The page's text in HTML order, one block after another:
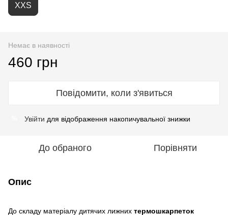
XXS
Немає в наявності
460 грн
Повідомити, коли з'явиться
Увійти для відображення накопичувальної знижки
До обраного Порівняти
Опис
До складу матеріалу дитячих лижних термошкарпеток